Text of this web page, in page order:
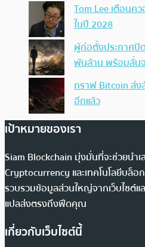
Tom Lee เตือนค
ในปี 2028
ผู้ก่อตั้งประกาศปิ
พันล้าน พร้อมลั่นจ
กราฟ Bitcoin ส่
อีกแล้ว
เป้าหมายของเรา
Siam Blockchain มุ่งมั่นที่จะช่วยนำ
Cryptocurrency และเทคโนโลยีบล็อ
รวบรวมข้อมูลส่วนใหญ่จากเว็บไซต์แ
แปลส่งตรงถึงฟีดคุณ
เกี่ยวกับเว็บไซต์นี้